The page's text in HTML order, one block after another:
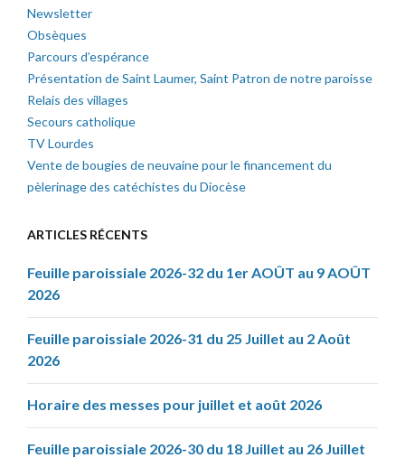
Newsletter
Obsèques
Parcours d’espérance
Présentation de Saint Laumer, Saint Patron de notre paroisse
Relais des villages
Secours catholique
TV Lourdes
Vente de bougies de neuvaine pour le financement du
pèlerinage des catéchistes du Diocèse
ARTICLES RÉCENTS
Feuille paroissiale 2026-32 du 1er AOÛT au 9 AOÛT
2026
Feuille paroissiale 2026-31 du 25 Juillet au 2 Août
2026
Horaire des messes pour juillet et août 2026
Feuille paroissiale 2026-30 du 18 Juillet au 26 Juillet